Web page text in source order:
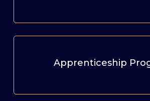
Apprenticeship